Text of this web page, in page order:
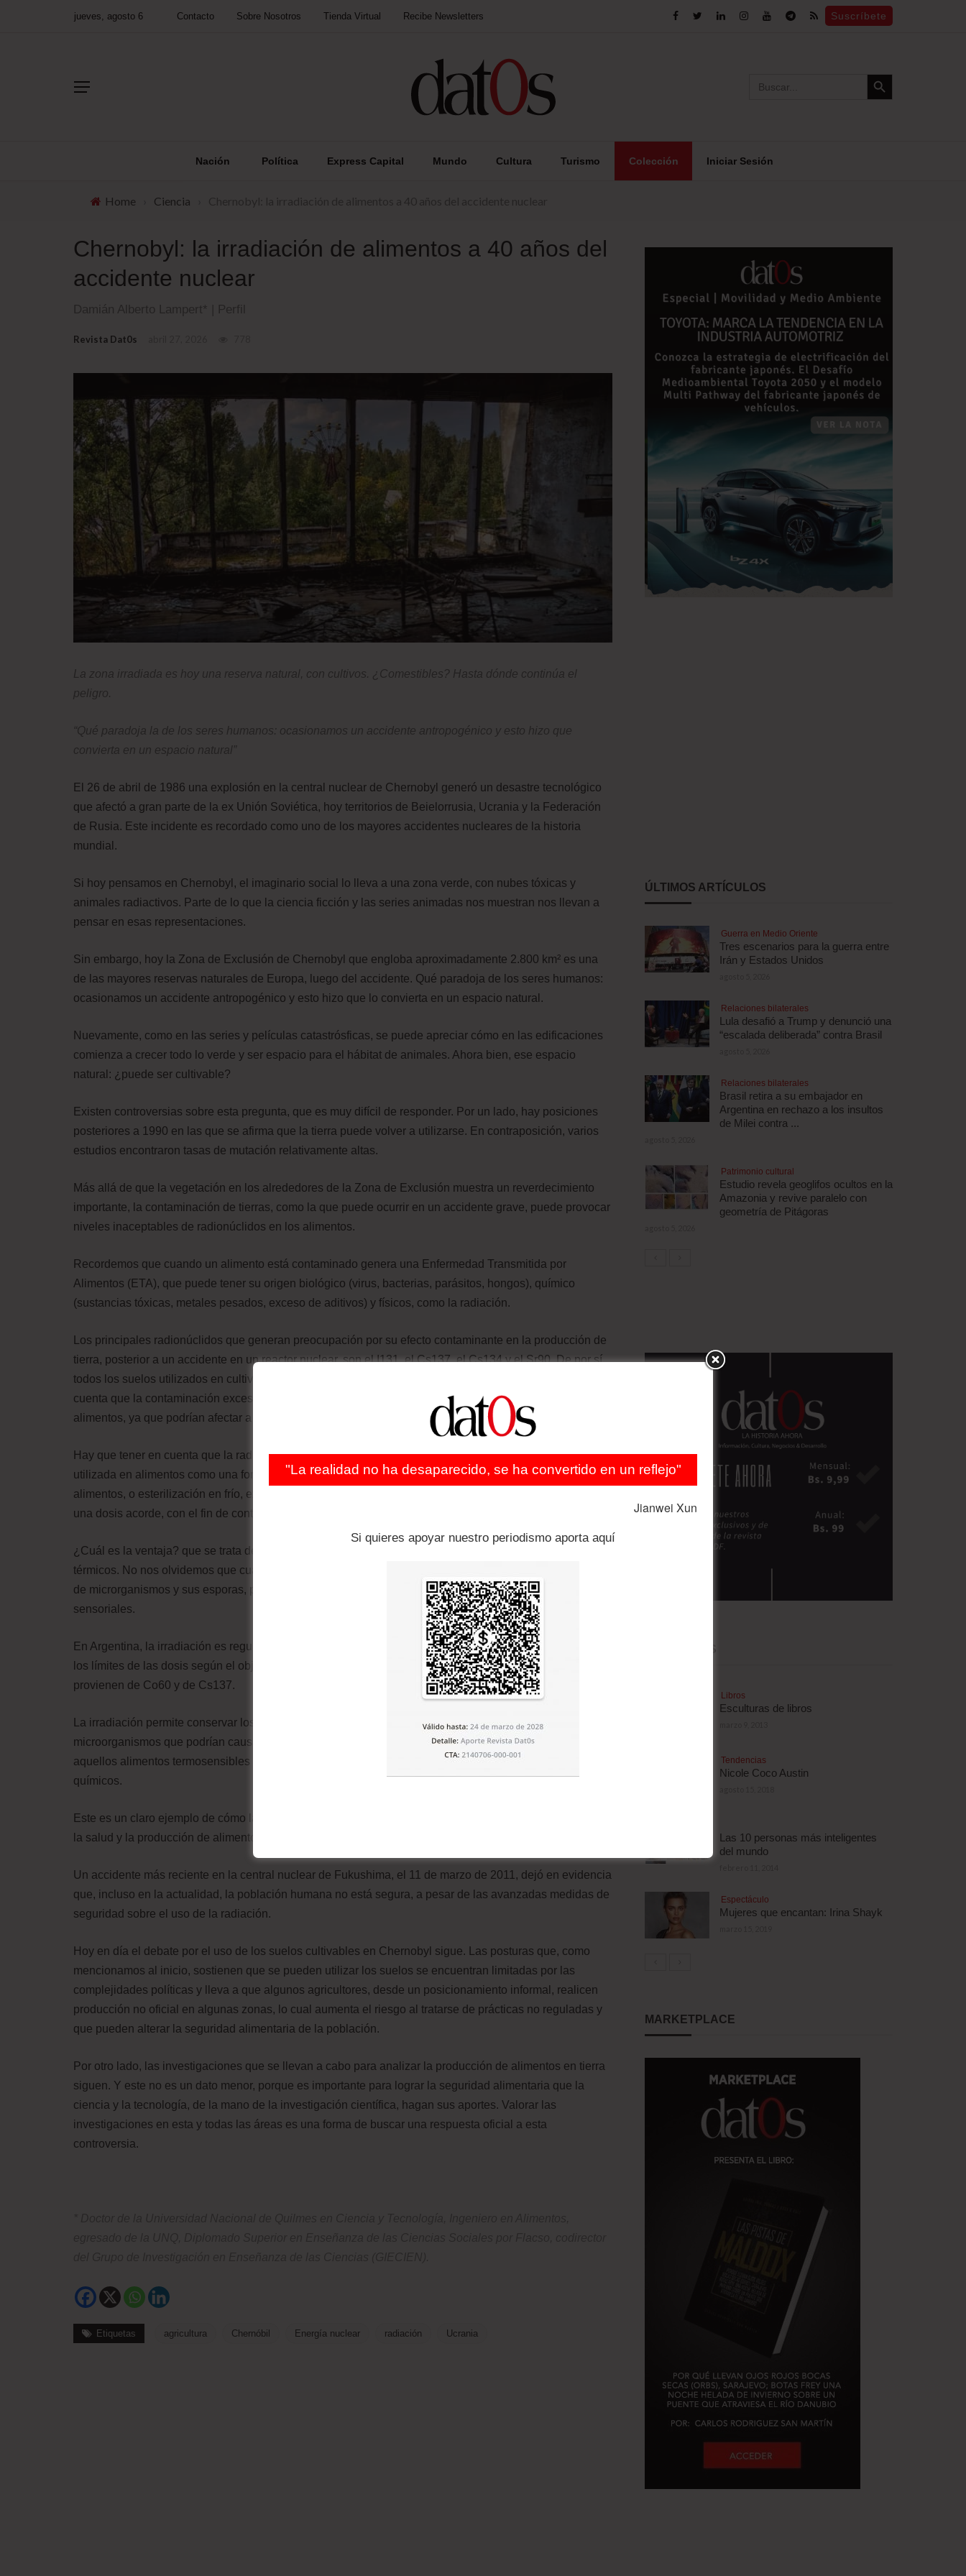
jueves, agosto 6 Contacto Sobre Nosotros Tienda Virtual Recibe Newsletters Suscríbete
for:
Search Button
Nación Política Express Capital Mundo Cultura Turismo Colección Iniciar Sesión
Home Ciencia
Chernobyl: la irradiación de alimentos a 40 años del
accidente nuclear
Damián Alberto Lampert* | Perfil
Revista Dat0s
La zona irradiada es hoy una reserva natural, con cultivos. ¿Comestibles? Hasta dónde continúa el
peligro.
“Qué paradoja la de los seres humanos: ocasionamos un accidente antropogénico y esto hizo que
convierta en un espacio natural”
El 26 de abril de 1986 una explosión en la central nuclear de Chernobyl generó un desastre tecnológico
que afectó a gran parte de la ex Unión Soviética, hoy territorios de Beielorrusia, Ucrania y la Federación
de Rusia. Este incidente es recordado como uno de los mayores accidentes nucleares de la historia
mundial.
Si hoy pensamos en Chernobyl, el imaginario social lo lleva a una zona verde, con nubes tóxicas y
animales radiactivos. Parte de lo que la ciencia ficción y las series animadas nos muestran nos llevan a
pensar en esas representaciones.
Sin embargo, hoy la Zona de Exclusión de Chernobyl que engloba aproximadamente 2.800 km² es una
de las mayores reservas naturales de Europa, luego del accidente. Qué paradoja de los seres humanos:
ocasionamos un accidente antropogénico y esto hizo que lo convierta en un espacio natural.
Nuevamente, como en las series y películas catastrósficas, se puede apreciar cómo en las edificaciones
comienza a crecer todo lo verde y ser espacio para el hábitat de animales. Ahora bien, ese espacio
natural: ¿puede ser cultivable?
Existen controversias sobre esta pregunta, que es muy difícil de responder. Por un lado, hay posiciones
posteriores a 1990 en las que se afirma que la tierra puede volver a utilizarse. En contraposición, varios
estudios encontraron tasas de mutación relativamente altas.
Más allá de que la vegetación en los alrededores de la Zona de Exclusión muestra un reverdecimiento
importante, la contaminación de tierras, como la que puede ocurrir en un accidente grave, puede provocar
niveles inaceptables de radionúclidos en los alimentos.
Recordemos que cuando un alimento está contaminado genera una Enfermedad Transmitida por
Alimentos (ETA), que puede tener su origen biológico (virus, bacterias, parásitos, hongos), químico
(sustancias tóxicas, metales pesados, exceso de aditivos) y físicos, como la radiación.
Los principales radionúclidos que generan preocupación por su efecto contaminante en la producción de
tierra, posterior a un accidente en un reactor nuclear, son el I131, el Cs137, el Cs134 y el Sr90. De por sí,
todos los suelos utilizados en cultivos pueden presentar radionúclidos. Sin embargo, hay que tener en
cuenta que la contaminación excesiva puede provocar niveles inaceptables de radionúclidos en los
alimentos, ya que podrían afectar a la salud.
Hay que tener en cuenta que la radiación ionizante, es decir, aquella capaz de atravesar la materia, es
utilizada en alimentos como una forma de conservación. El proceso conocido como irradiación de
alimentos, o esterilización en frío, expone a los alimentos a radiaciones ionizantes, durante un tiempo y
una dosis acorde, con el fin de controlar ciertos parámetros, de acuerdo al tipo de alimento.
¿Cuál es la ventaja? que se trata de una forma de eliminar microorganismos sin utilizar tratamientos
térmicos. No nos olvidemos que cualquier tratamiento térmico es un método efectivo para la destrucción
de microrganismos y sus esporas, pero puede ocasionar cambios en las propiedades nutricionales y
sensoriales.
En Argentina, la irradiación es regulada por el Código Alimentario Argentino (CAA) donde se establecen
los límites de las dosis según el objetivo por diferente clase de alimentos. Las fuentes de radiación
provienen de Co60 y de Cs137.
La irradiación permite conservar los alimentos en condiciones óptimas durante más tiempo, al eliminar
microorganismos que podrían causar ETA. Este tratamiento es ideal, como se mencionó al inicio, para
aquellos alimentos termosensibles y, además, permite evitar el uso de agroquímicos o conservantes
químicos.
Este es un claro ejemplo de cómo la ciencia y la tecnología, pueden, en un momento afectar al ambiente,
la salud y la producción de alimentos y, por otro lado, ser un tratamiento alternativo de conservación.
Un accidente más reciente en la central nuclear de Fukushima, el 11 de marzo de 2011, dejó en evidencia
que, incluso en la actualidad, la población humana no está segura, a pesar de las avanzadas medidas de
seguridad sobre el uso de la radiación.
Hoy en día el debate por el uso de los suelos cultivables en Chernobyl sigue. Las posturas que, como
mencionamos al inicio, sostienen que se pueden utilizar los suelos se encuentran limitadas por las
complejidades políticas y lleva a que algunos agricultores, desde un posicionamiento informal, realicen
producción no oficial en algunas zonas, lo cual aumenta el riesgo al tratarse de prácticas no reguladas y
que pueden alterar la seguridad alimentaria de la población.
Por otro lado, las investigaciones que se llevan a cabo para analizar la producción de alimentos en tierra
siguen. Y este no es un dato menor, porque es importante para lograr la seguridad alimentaria que la
ciencia y la tecnología, de la mano de la investigación científica, hagan sus aportes. Valorar las
investigaciones en esta y todas las áreas es una forma de buscar una respuesta oficial a esta
controversia.
Etiquetas agricultura Chernóbil Energía nuclear radiación Ucrania
ÚLTIMOS ARTÍCULOS
Guerra en Medio Oriente
Tres escenarios para la guerra entre
Irán y Estados Unidos
Relaciones bilaterales
Lula desafió a Trump y denunció una
“escalada deliberada” contra Brasil
Relaciones bilaterales
Brasil retira a su embajador en
Argentina en rechazo a los insultos
de Milei contra ...
Patrimonio cultural
Estudio revela geoglifos ocultos en la
Amazonia y revive paralelo con
geometría de Pitágoras
Libros
Esculturas de libros
Tendencias
Nicole Coco Austin
Las 10 personas más inteligentes
del mundo
Espectáculo
Mujeres que encantan: Irina Shayk
MARKETPLACE
"La realidad no ha desaparecido, se ha convertido en un reflejo"
Jianwei Xun
Si quieres apoyar nuestro periodismo aporta aquí